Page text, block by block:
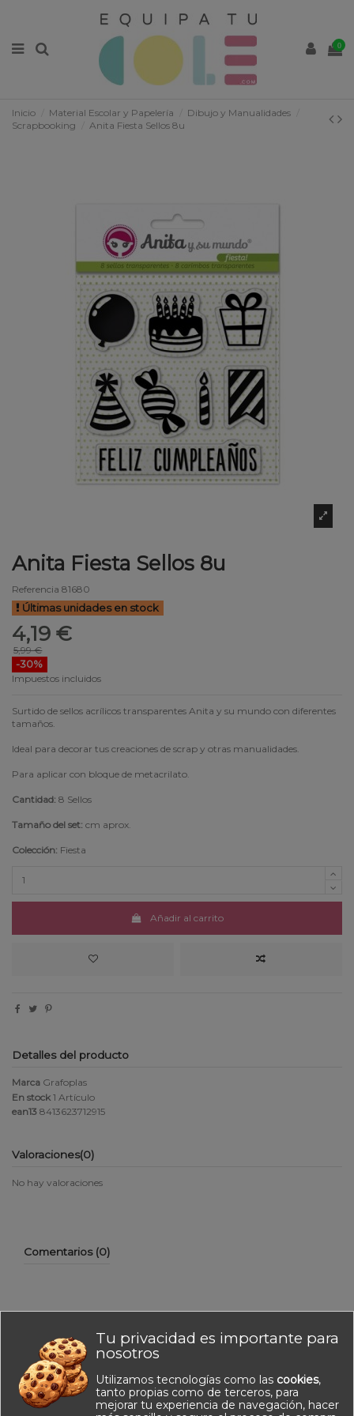
0
Inicio Material Escolar y Papelería
Dibujo y Manualidades
Scrapbooking
Anita Fiesta Sellos 8u
Anita Fiesta Sellos 8u
Referencia 81680
Últimas unidades en stock
4,19 €
5,99 €
-30%
Impuestos incluidos
Surtido de sellos acrílicos transparentes Anita y su mundo con diferentes
tamaños.
Ideal para decorar tus creaciones de scrap y otras manualidades.
Para aplicar con bloque de metacrilato.
Cantidad: 8 Sellos
Tamaño del set: cm aprox.
Colección: Fiesta
Añadir al carrito
Detalles del producto
Marca Grafoplas
En stock 1 Artículo
ean13 8413623712915
Valoraciones(0)
No hay valoraciones
Comentarios (0)
No hay reseñas de clientes en este momento.
Tu privacidad es importante para
nosotros
Utilizamos tecnologías como las cookies,
tanto propias como de terceros, para
mejorar tu experiencia de navegación, hacer